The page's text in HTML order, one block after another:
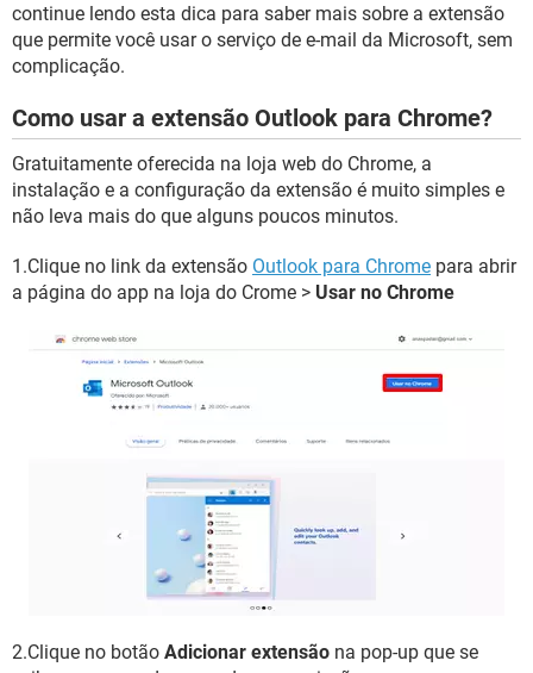
continue lendo esta dica para saber mais sobre a extensão
que permite você usar o serviço de e-mail da Microsoft, sem
complicação.
Como usar a extensão Outlook para Chrome?
Gratuitamente oferecida na loja web do Chrome, a
instalação e a configuração da extensão é muito simples e
não leva mais do que alguns poucos minutos.
1.Clique no link da extensão Outlook para Chrome para abrir
a página do app na loja do Crome > Usar no Chrome
2.Clique no botão Adicionar extensão na pop-up que se